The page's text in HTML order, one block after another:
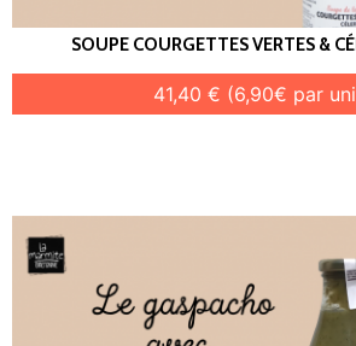
SOUPE COURGETTES VERTES &
41,40 € (6,90€ par